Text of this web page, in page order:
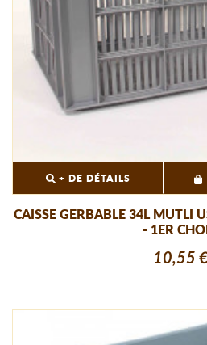
+ DE DÉTAILS
CAISSE GERBABLE 34L MUTLI
- 1ER
10,55